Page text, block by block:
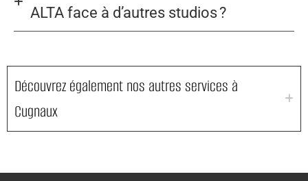
ALTA face à d’autres studios ?
Découvrez également nos autres services à
Cugnaux